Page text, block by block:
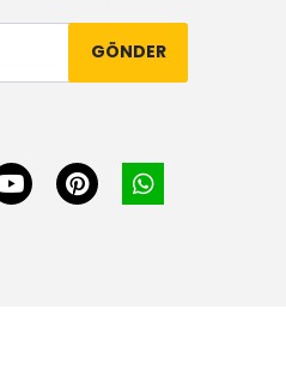
GÖNDER